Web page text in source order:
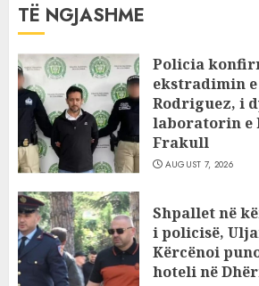
TË NGJASHME
Policia
ekstradimin
Rodriguez, i
laboratorin e
Frakull
AUGUST 7, 2026
Shpallet në
i policisë,
Kërcënoi
hoteli në